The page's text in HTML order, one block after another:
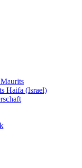
Haifa (Israel)